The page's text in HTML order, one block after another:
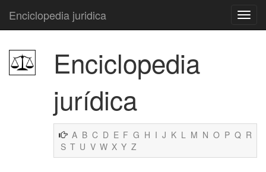
Enciclopedia juridica
Enciclopedia
jurídica
A B C D E F G H I J K L M N O P Q R
S T U V W X Y Z